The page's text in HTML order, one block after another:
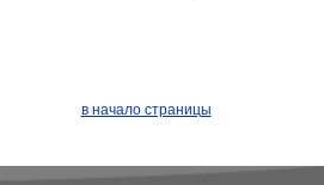
в начало страницы